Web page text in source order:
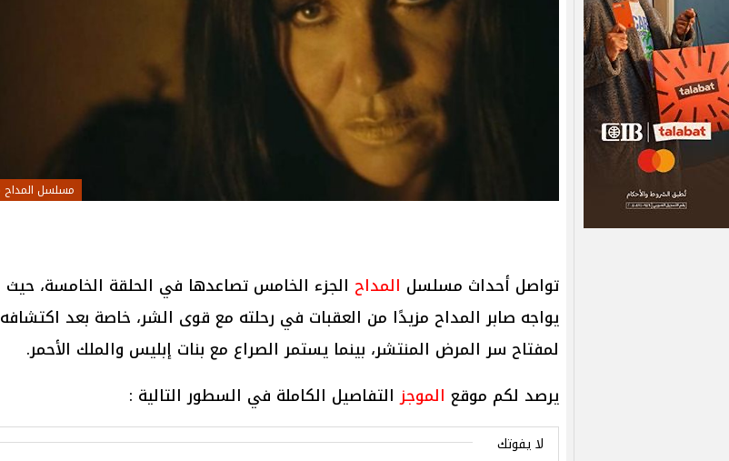
مسلسل المداح 5
تواصل أحداث مسلسل المداح الجزء الخامس تصاعدها في الحلقة الخامسة، حيث
يواجه صابر المداح مزيدًا من العقبات في رحلته مع قوى الشر، خاصة بعد اكتشافه
لمفتاح سر المرض المنتشر، بينما يستمر الصراع مع بنات إبليس والملك الأحمر.
يرصد لكم موقع الموجزالتفاصيل الكاملة في السطور التالية :
لا يفوتك